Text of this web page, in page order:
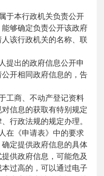
于本行政机关负责公开
够确定负责公开该政府
该行政机关的名称、联
提出的政府信息公开申
开相同政府信息的，告
工商、不动产登记资料
信息的获取有特别规定
行政法规的规定办理。
在《申请表》中的要求
定提供政府信息的具体
供政府信息，可能危及
过高的，可以通过电子